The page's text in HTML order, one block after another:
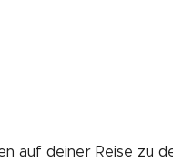
auf deiner Reise zu